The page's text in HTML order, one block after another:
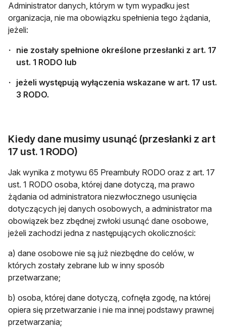
Administrator danych, którym w tym wypadku jest
organizacja, nie ma obowiązku spełnienia tego żądania,
jeżeli:
nie zostały spełnione określone przesłanki z art. 17
ust. 1 RODO lub
jeżeli występują wyłączenia wskazane w art. 17 ust.
3 RODO.
Kiedy dane musimy usunąć (przesłanki z art
17 ust. 1 RODO)
Jak wynika z motywu 65 Preambuły RODO oraz z art. 17
ust. 1 RODO osoba, której dane dotyczą, ma prawo
żądania od administratora niezwłocznego usunięcia
dotyczących jej danych osobowych, a administrator ma
obowiązek bez zbędnej zwłoki usunąć dane osobowe,
jeżeli zachodzi jedna z następujących okoliczności:
a) dane osobowe nie są już niezbędne do celów, w
których zostały zebrane lub w inny sposób
przetwarzane;
b) osoba, której dane dotyczą, cofnęła zgodę, na której
opiera się przetwarzanie i nie ma innej podstawy prawnej
przetwarzania;